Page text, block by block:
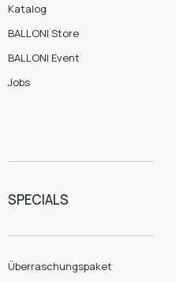
Katalog
BALLONI Store
BALLONI Event
Jobs
SPECIALS
Überraschungspaket